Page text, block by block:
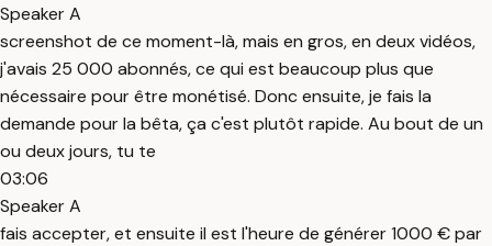
Speaker A
screenshot de ce moment-là, mais en gros, en deux vidéos,
j'avais 25 000 abonnés, ce qui est beaucoup plus que
nécessaire pour être monétisé. Donc ensuite, je fais la
demande pour la bêta, ça c'est plutôt rapide. Au bout de un
ou deux jours, tu te
03:06
Speaker A
fais accepter, et ensuite il est l'heure de générer 1000 € par